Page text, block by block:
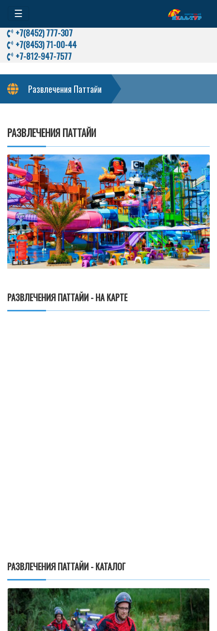
☰
+7(8452) 777-307
+7(8453) 71-00-44
+7-812-947-7577
Развлечения Паттайи
РАЗВЛЕЧЕНИЯ ПАТТАЙИ
РАЗВЛЕЧЕНИЯ ПАТТАЙИ - НА КАРТЕ
РАЗВЛЕЧЕНИЯ ПАТТАЙИ - КАТАЛОГ